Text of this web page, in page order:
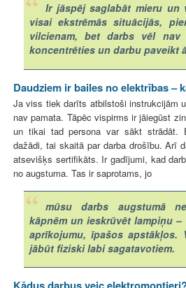
Ir jāspēj saglabāt mieru un
visai ekstrēmās situācijās,
vilcienam, bet darbs vēl
koncentrēties un darbu paveikt
Daudziem ir bailes no elektrības –
Ja viss tiek darīts atbilstoši instrukcijām
nav pamata. Tāpēc vispirms ir jāiegūst
un tikai tad persona var sākt strādāt.
dažādi, tai skaitā par darba drošību. Arī
atsevišķs sertifikāts. Ir gadījumi, kad
no augstuma. Tas ir saprotams, jo
mūsu darbs augstumā
kāpnēm un ieskrūvēt lampiņu
aprīkojumu, īpašos apstākļos.
jābūt fiziski labi sagatavotiem.